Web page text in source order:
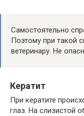
Самостоятельно
Поэтому при такой
ветеринару. Не
Кератит
При кератите
глаз. На слизистой